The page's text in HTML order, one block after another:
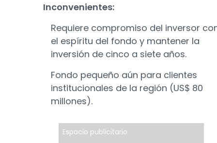
Inconvenientes:
Requiere compromiso del inversor
el espíritu del fondo y mantener la
inversión de cinco a siete años.
Fondo pequeño aún para clientes
institucionales de la región (US$ 80
millones).
Espacio publicitario